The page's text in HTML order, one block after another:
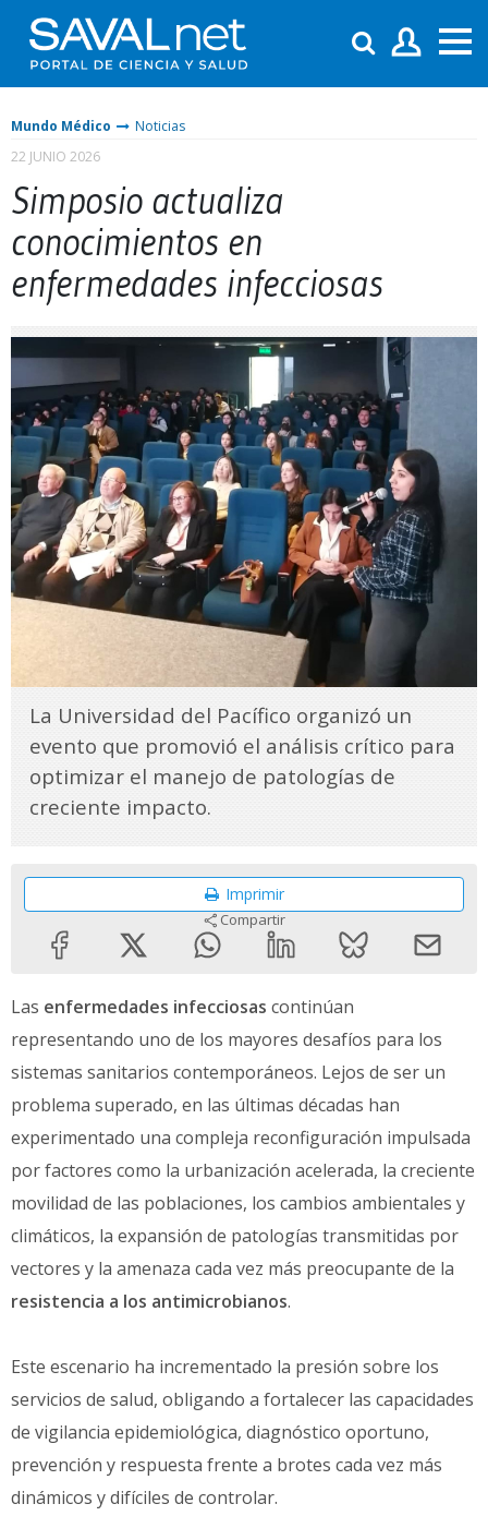
Mundo Médico
Noticias
22 JUNIO 2026
Simposio actualiza
conocimientos en
enfermedades infecciosas
La Universidad del Pacífico organizó un
evento que promovió el análisis crítico para
optimizar el manejo de patologías de
creciente impacto.
Imprimir
Compartir
Las enfermedades infecciosas continúan
representando uno de los mayores desafíos para los
sistemas sanitarios contemporáneos. Lejos de ser un
problema superado, en las últimas décadas han
experimentado una compleja reconfiguración impulsada
por factores como la urbanización acelerada, la creciente
movilidad de las poblaciones, los cambios ambientales y
climáticos, la expansión de patologías transmitidas por
vectores y la amenaza cada vez más preocupante de la
resistencia a los antimicrobianos.
Este escenario ha incrementado la presión sobre los
servicios de salud, obligando a fortalecer las capacidades
de vigilancia epidemiológica, diagnóstico oportuno,
prevención y respuesta frente a brotes cada vez más
dinámicos y difíciles de controlar.